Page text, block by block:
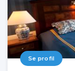
Se profil